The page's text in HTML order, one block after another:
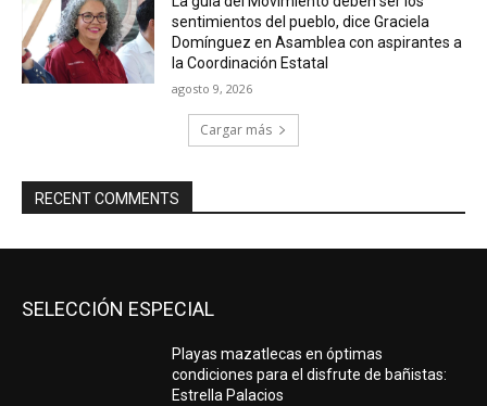
sentimientos del pueblo, dice Graciela
Domínguez en Asamblea con aspirantes a
la Coordinación Estatal
agosto 9, 2026
Cargar más
RECENT COMMENTS
SELECCIÓN ESPECIAL
Playas mazatlecas en óptimas
condiciones para el disfrute de bañistas:
Estrella Palacios